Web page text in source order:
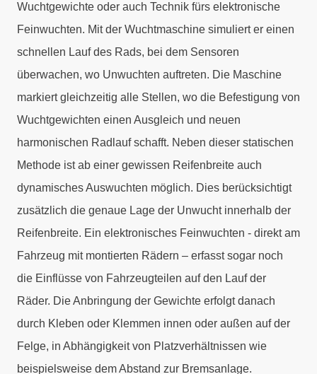
Wuchtgewichte oder auch Technik fürs elektronische
Feinwuchten. Mit der Wuchtmaschine simuliert er einen
schnellen Lauf des Rads, bei dem Sensoren
überwachen, wo Unwuchten auftreten. Die Maschine
markiert gleichzeitig alle Stellen, wo die Befestigung von
Wuchtgewichten einen Ausgleich und neuen
harmonischen Radlauf schafft. Neben dieser statischen
Methode ist ab einer gewissen Reifenbreite auch
dynamisches Auswuchten möglich. Dies berücksichtigt
zusätzlich die genaue Lage der Unwucht innerhalb der
Reifenbreite. Ein elektronisches Feinwuchten - direkt am
Fahrzeug mit montierten Rädern – erfasst sogar noch
die Einflüsse von Fahrzeugteilen auf den Lauf der
Räder. Die Anbringung der Gewichte erfolgt danach
durch Kleben oder Klemmen innen oder außen auf der
Felge, in Abhängigkeit von Platzverhältnissen wie
beispielsweise dem Abstand zur Bremsanlage.